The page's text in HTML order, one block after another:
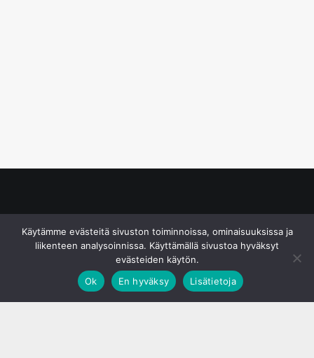
Käytämme evästeitä sivuston toiminnoissa, ominaisuuksissa ja
liikenteen analysoinnissa. Käyttämällä sivustoa hyväksyt
evästeiden käytön.
Ok
En hyväksy Lisätietoja